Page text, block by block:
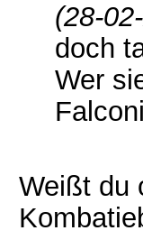
(28-
doch
Wer
Weißt du